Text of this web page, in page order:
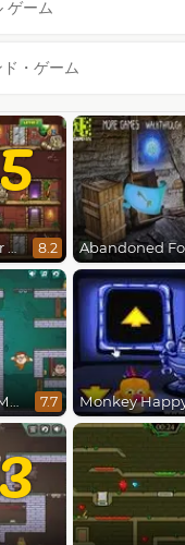
ゲーム
・ゲーム
Bob The Robber 5 The Temple Adventure 8.2
Money Movers Maker 7.7